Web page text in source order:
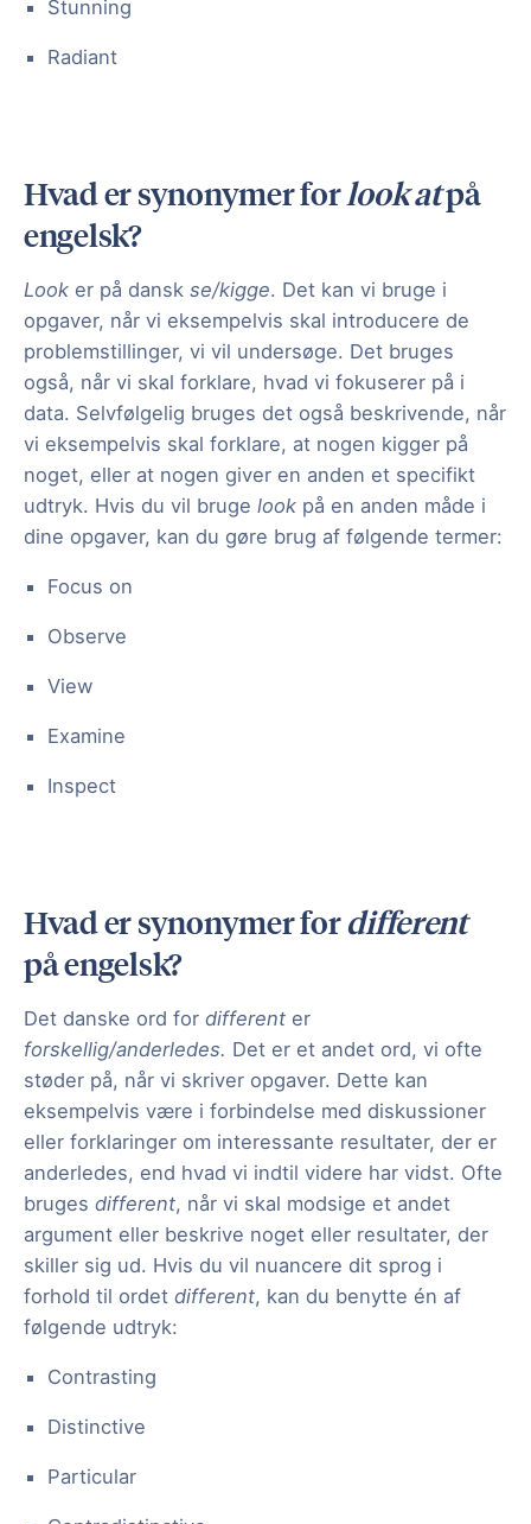
Stunning
Radiant
Hvad er synonymer forlook atpå
engelsk?
Look er på dansk se/kigge. Det kan vi bruge i
opgaver, når vi eksempelvis skal introducere de
problemstillinger, vi vil undersøge. Det bruges
også, når vi skal forklare, hvad vi fokuserer på i
data. Selvfølgelig bruges det også beskrivende, når
vi eksempelvis skal forklare, at nogen kigger på
noget, eller at nogen giver en anden et specifikt
udtryk. Hvis du vil bruge look på en anden måde i
dine opgaver, kan du gøre brug af følgende termer:
Focus on
Observe
View
Examine
Inspect
Hvad er synonymer fordifferent
på engelsk?
Det danske ord for different er
forskellig/anderledes. Det er et andet ord, vi ofte
støder på, når vi skriver opgaver. Dette kan
eksempelvis være i forbindelse med diskussioner
eller forklaringer om interessante resultater, der er
anderledes, end hvad vi indtil videre har vidst. Ofte
bruges different, når vi skal modsige et andet
argument eller beskrive noget eller resultater, der
skiller sig ud. Hvis du vil nuancere dit sprog i
forhold til ordet different, kan du benytte én af
følgende udtryk:
Contrasting
Distinctive
Particular